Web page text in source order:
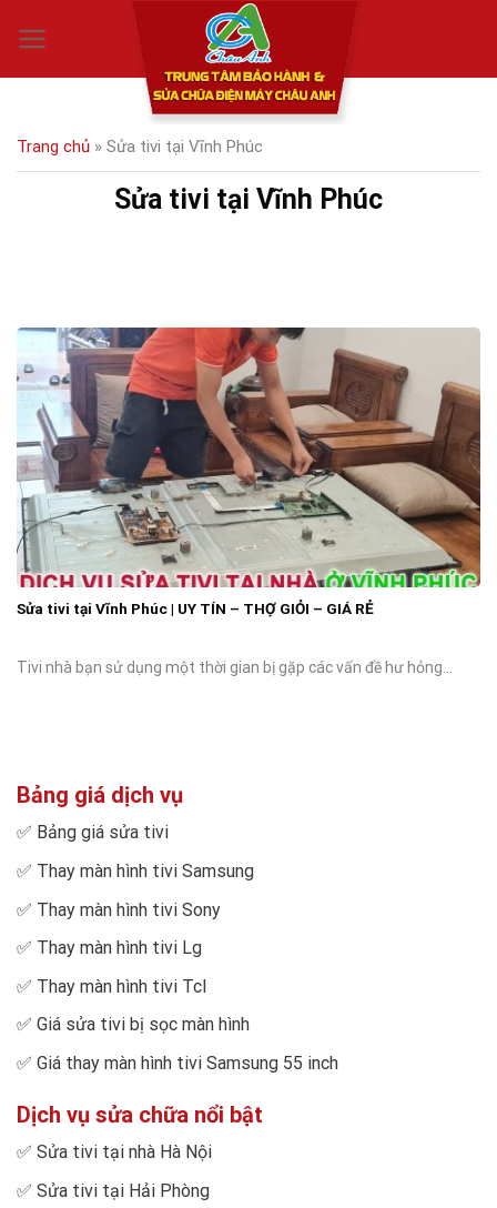
Trang chủ » Sửa tivi tại Vĩnh Phúc
Sửa tivi tại Vĩnh Phúc
Sửa tivi tại Vĩnh Phúc | UY TÍN – THỢ GIỎI – GIÁ RẺ
Tivi nhà bạn sử dụng một thời gian bị gặp các vấn đề hư hỏng...
Bảng giá dịch vụ
✅ Bảng giá sửa tivi
✅ Thay màn hình tivi Samsung
✅ Thay màn hình tivi Sony
✅ Thay màn hình tivi Lg
✅ Thay màn hình tivi Tcl
✅ Giá sửa tivi bị sọc màn hình
✅ Giá thay màn hình tivi Samsung 55 inch
Dịch vụ sửa chữa nổi bật
✅ Sửa tivi tại nhà Hà Nội
✅ Sửa tivi tại Hải Phòng